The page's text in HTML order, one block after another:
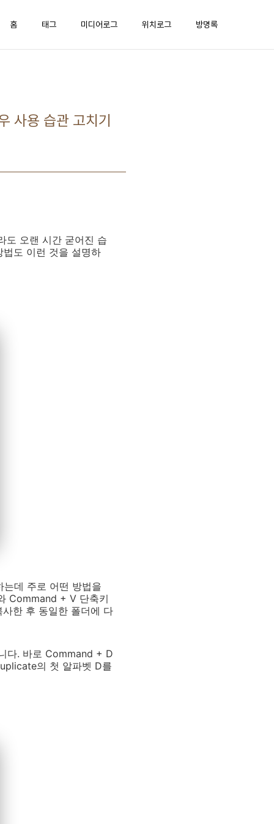
홈 태그 미디어로그 위치로그 방명록
사용 습관 고치기
도 오랜 시간 굳어진 습
도 이런 것을 설명하
데 주로 어떤 방법을
Command + V 단축키
한 후 동일한 폴더에 다
다. 바로 Command + D
의 첫 알파벳 D를